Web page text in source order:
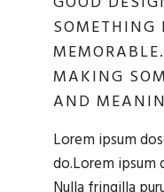
MAKING
AND
Lorem ipsum
do.Lorem